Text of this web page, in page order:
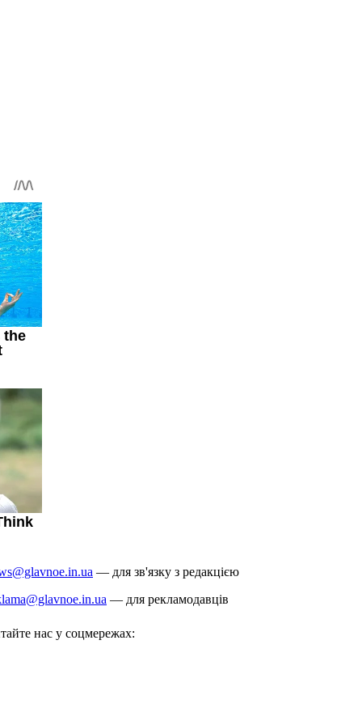
— для зв'язку з редакцією
— для рекламодавців
нас у соцмережах: